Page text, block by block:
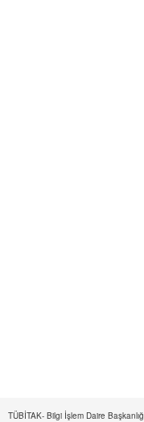
TÜBİTAK- Bilgi İşlem Daire